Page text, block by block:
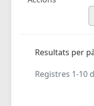
Resultats per
Registres 1-10